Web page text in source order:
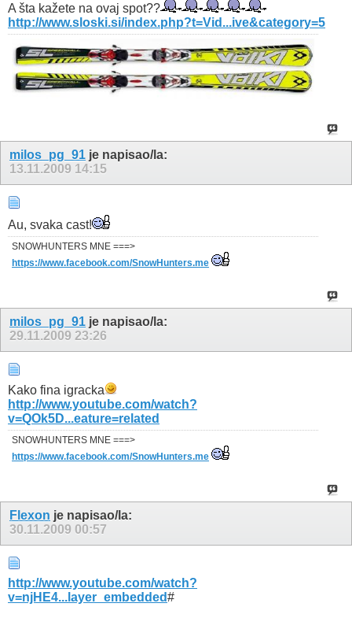
A šta kažete na ovaj spot??
http://www.sloski.si/index.php?t=Vid...ive&category=5
milos_pg_91 je napisao/la:
13.11.2009 14:15
Au, svaka cast!
SNOWHUNTERS MNE ===>
https://www.facebook.com/SnowHunters.me
milos_pg_91 je napisao/la:
29.11.2009 23:26
Kako fina igracka
http://www.youtube.com/watch?
v=QOk5D...eature=related
SNOWHUNTERS MNE ===>
https://www.facebook.com/SnowHunters.me
Flexon je napisao/la:
30.11.2009 00:57
http://www.youtube.com/watch?
v=njHE4...layer_embedded#